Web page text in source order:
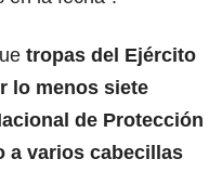
tropas del Ejército
lo menos siete
de Protección
a varios cabecillas